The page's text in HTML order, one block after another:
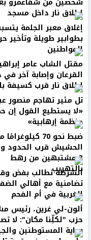
إطلاق نار داخل مسجد
إغلاق معبر الجلمة
بطوابير طويلة وتأخير
المواطنين
مقتل الشاب عامر
القرعان وإصابة آخر في
إطلاق نار قرب كسيفة
تل مئير تهاجم منصور
«لا يستطيع القول إن
منظمة إرهابية»
ضبط نحو 70
الحشيش قرب الحدود
3 مشتبهين من رهط
بالتهريب
الشرطة تطالب بفض
تضامنية مع أهالي
الغربية في أم الفحم
ألون-لي غرين، رئيس
حزب "لكلِّنا مكان": لا
رواية المستوطنين